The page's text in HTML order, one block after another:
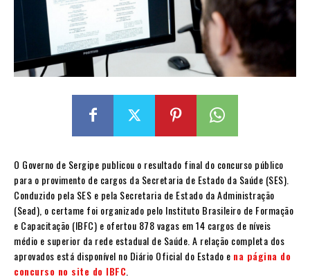
O Governo de Sergipe publicou o resultado final do concurso público
para o provimento de cargos da Secretaria de Estado da Saúde (SES).
Conduzido pela SES e pela Secretaria de Estado da Administração
(Sead), o certame foi organizado pelo Instituto Brasileiro de Formação
e Capacitação (IBFC) e ofertou 878 vagas em 14 cargos de níveis
médio e superior da rede estadual de Saúde. A relação completa dos
aprovados está disponível no Diário Oficial do Estado e na página do
concurso no site do IBFC